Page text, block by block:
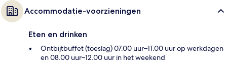
Accommodatie-voorzieningen
Eten en drinken
Ontbijtbuffet (toeslag) 07.00 uur–11.00 uur op werkdagen
en 08.00 uur–12.00 uur in het weekend